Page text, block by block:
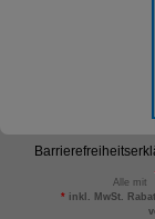
Alle mit
*inkl. MwSt.